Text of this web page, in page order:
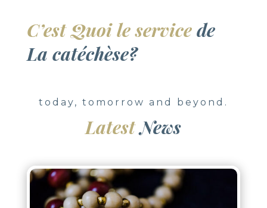
C’estQuoi le servicede
La catéchèse?
today, tomorrow and beyond.
LatestNews